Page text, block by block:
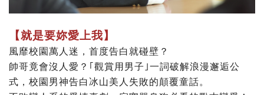
【就是要妳愛上我】
風靡校園萬人迷，首度告白就碰壁？
帥哥竟會沒人愛？｢觀賞用男子｣一詞破解浪漫邂逅公
式，校園男神告白冰山美人失敗的顛覆童話。